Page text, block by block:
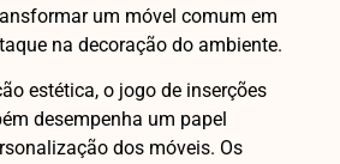
um móvel comum em
na decoração do ambiente.
estética, o jogo de inserções
desempenha um papel
dos móveis. Os